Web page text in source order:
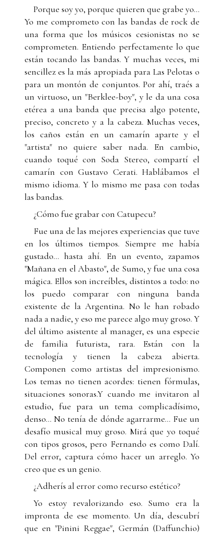
Porque soy yo, porque quieren que grabe yo...
Yo me comprometo con las bandas de rock de
una forma que los músicos cesionistas no se
comprometen. Entiendo perfectamente lo que
están tocando las bandas. Y muchas veces, mi
sencillez es la más apropiada para Las Pelotas o
para un montón de conjuntos. Por ahí, traés a
un virtuoso, un "Berklee-boy", y le da una cosa
etérea a una banda que precisa algo potente,
preciso, concreto y a la cabeza. Muchas veces,
los caños están en un camarín aparte y el
"artista" no quiere saber nada. En cambio,
cuando toqué con Soda Stereo, compartí el
camarín con Gustavo Cerati. Hablábamos el
mismo idioma. Y lo mismo me pasa con todas
las bandas.
¿Cómo fue grabar con Catupecu?
Fue una de las mejores experiencias que tuve
en los últimos tiempos. Siempre me había
gustado... hasta ahí. En un evento, zapamos
"Mañana en el Abasto", de Sumo, y fue una cosa
mágica. Ellos son increíbles, distintos a todo: no
los puedo comparar con ninguna banda
existente de la Argentina. No le han robado
nada a nadie, y eso me parece algo muy groso. Y
del último asistente al manager, es una especie
de familia futurista, rara. Están con la
tecnología y tienen la cabeza abierta.
Componen como artistas del impresionismo.
Los temas no tienen acordes: tienen fórmulas,
situaciones sonoras.Y cuando me invitaron al
estudio, fue para un tema complicadísimo,
denso... No tenía de dónde agarrarme... Fue un
desafío musical muy groso. Mirá que yo toqué
con tipos grosos, pero Fernando es como Dalí.
Del error, captura cómo hacer un arreglo. Yo
creo que es un genio.
¿Adherís al error como recurso estético?
Yo estoy revalorizando eso. Sumo era la
impronta de ese momento. Un día, descubrí
que en "Pinini Reggae", Germán (Daffunchio)